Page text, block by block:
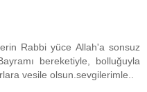
Rabbi yüce Allah'a sonsuz
bereketiyle, bolluğuyla
vesile olsun.sevgilerimle..